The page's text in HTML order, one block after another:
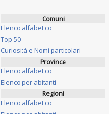
Comuni
Elenco alfabetico
Top 50
Curiosità e Nomi particolari
Province
Elenco alfabetico
Elenco per abitanti
Regioni
Elenco alfabetico